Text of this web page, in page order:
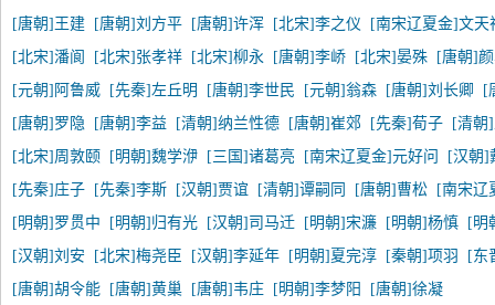
[唐朝]王建
[唐朝]刘方平 [唐朝]许浑 [北宋]李之仪
[南宋辽夏金]文天
[北宋]潘阆
[北宋]张孝祥 [北宋]柳永 [唐朝]李峤 [北宋]晏殊
[唐朝]
[元朝]阿鲁威
[先秦]左丘明 [唐朝]李世民 [元朝]翁森 [唐朝]刘长卿
[
[唐朝]罗隐
[唐朝]李益 [清朝]纳兰性德 [唐朝]崔郊 [先秦]荀子
[清朝
[北宋]周敦颐
[明朝]魏学洢 [三国]诸葛亮 [南宋辽夏金]元好问
[汉朝]
[先秦]庄子
[先秦]李斯 [汉朝]贾谊 [清朝]谭嗣同 [唐朝]曹松
[南宋辽
[明朝]罗贯中
[明朝]归有光 [汉朝]司马迁 [明朝]宋濂 [明朝]杨慎
[明
[汉朝]刘安
[北宋]梅尧臣 [汉朝]李延年 [明朝]夏完淳 [秦朝]项羽
[东
[唐朝]胡令能
[唐朝]黄巢 [唐朝]韦庄 [明朝]李梦阳
[唐朝]徐凝